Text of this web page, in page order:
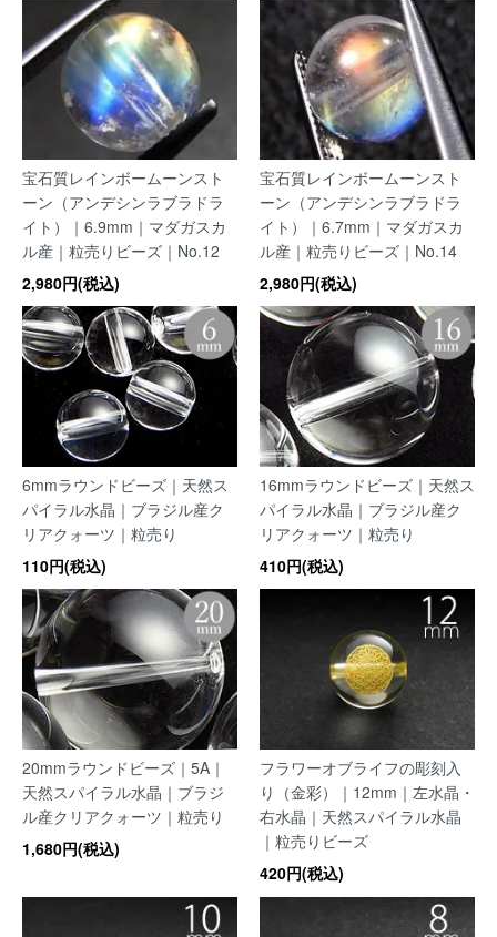
宝石質レインボームーンスト
ーン（アンデシンラブラドラ
イト）｜6.9mm｜マダガスカ
ル産｜粒売りビーズ｜No.12
2,980円(税込)
宝石質レインボームーンスト
ーン（アンデシンラブラドラ
イト）｜6.7mm｜マダガスカ
ル産｜粒売りビーズ｜No.14
2,980円(税込)
6mmラウンドビーズ｜天然ス
パイラル水晶｜ブラジル産ク
リアクォーツ｜粒売り
110円(税込)
16mmラウンドビーズ｜天然ス
パイラル水晶｜ブラジル産ク
リアクォーツ｜粒売り
410円(税込)
20mmラウンドビーズ｜5A｜
天然スパイラル水晶｜ブラジ
ル産クリアクォーツ｜粒売り
1,680円(税込)
フラワーオブライフの彫刻入
り（金彩）｜12mm｜左水晶・
右水晶｜天然スパイラル水晶
｜粒売りビーズ
420円(税込)